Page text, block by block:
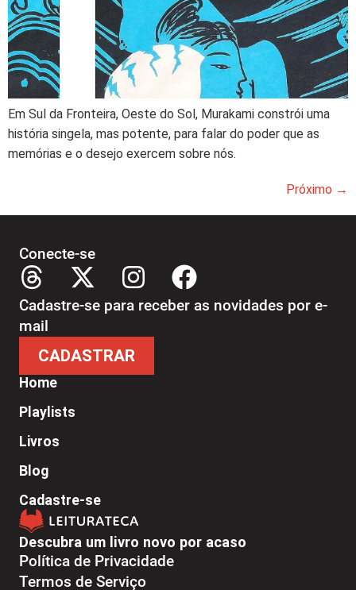
Em Sul da Fronteira, Oeste do Sol, Murakami constrói uma
história singela, mas potente, para falar do poder que as
memórias e o desejo exercem sobre nós.
Próximo →
Descubra um livro novo por acaso
Política de Privacidade
Termos de Serviço
Home
Playlists
Livros
Blog
Cadastre-se
Conecte-se
Cadastre-se para receber as novidades por e-
mail
CADASTRAR